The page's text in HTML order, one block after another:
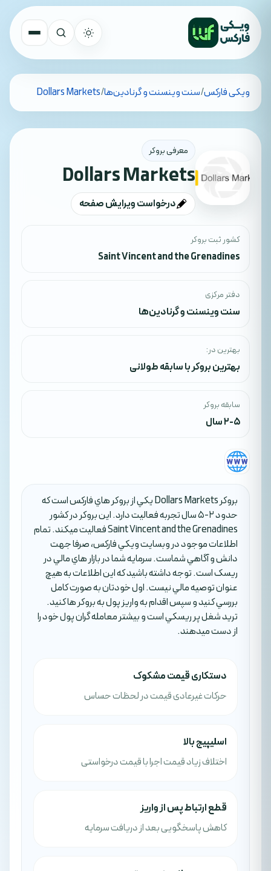
تمام کشورها
جستجو ویکی فارکس/سنت وینسنت و گرنادین‌ها/
Dollars Markets
معرفی بروکر
Dollars Markets
درخواست ویرایش صفحه
کشور ثبت بروکر
Saint Vincent and the Grenadines
دفتر مرکزی
سنت وینسنت و گرنادین‌ها
بهترین در:
بهترین بروکر با سابقه طولانی
سابقه بروکر
2-5 سال
بروکر Dollars Markets يکي از بروکر هاي فارکس است که
حدود 2-5 سال تجربه فعاليت دارد. اين بروکر در کشور
Saint Vincent and the Grenadines فعاليت ميکند. تمام
اطلاعات موجود در وبسايت ويکي فارکس، صرفا جهت
دانش و آگاهي شماست. سرمايه شما در بازار هاي مالي در
ريسک است. توجه داشته باشيد که اين اطلاعات به هيچ
عنوان توصيه مالي نيست. اول خودتان به صورت کامل
بررسي کنيد و سپس اقدام به واريز پول به بروکر ها کنيد.
تريد شغل پر ريسکي است و بيشتر معامله گران پول خود را
از دست ميدهند.
دستکاری قیمت مشکوک
حرکات غیرعادی قیمت در لحظات حساس
اسلیپیج بالا
اختلاف زیاد قیمت اجرا با قیمت درخواستی
قطع ارتباط پس از واریز
کاهش پاسخگویی بعد از دریافت سرمایه